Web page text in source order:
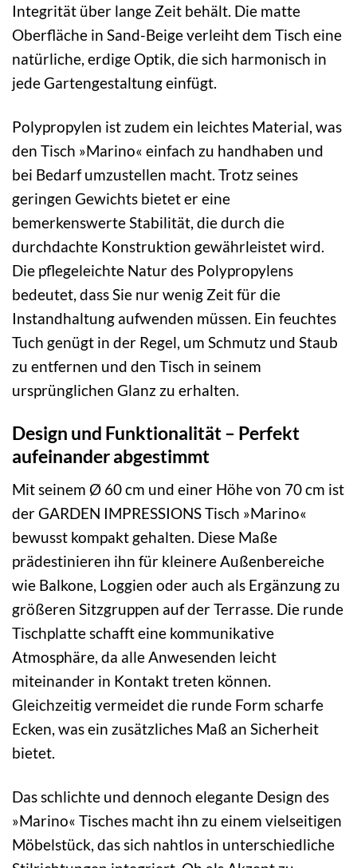
Integrität über lange Zeit behält. Die matte
Oberfläche in Sand-Beige verleiht dem Tisch eine
natürliche, erdige Optik, die sich harmonisch in
jede Gartengestaltung einfügt.
Polypropylen ist zudem ein leichtes Material, was
den Tisch »Marino« einfach zu handhaben und
bei Bedarf umzustellen macht. Trotz seines
geringen Gewichts bietet er eine
bemerkenswerte Stabilität, die durch die
durchdachte Konstruktion gewährleistet wird.
Die pflegeleichte Natur des Polypropylens
bedeutet, dass Sie nur wenig Zeit für die
Instandhaltung aufwenden müssen. Ein feuchtes
Tuch genügt in der Regel, um Schmutz und Staub
zu entfernen und den Tisch in seinem
ursprünglichen Glanz zu erhalten.
Design und Funktionalität – Perfekt
aufeinander abgestimmt
Mit seinem Ø 60 cm und einer Höhe von 70 cm ist
der GARDEN IMPRESSIONS Tisch »Marino«
bewusst kompakt gehalten. Diese Maße
prädestinieren ihn für kleinere Außenbereiche
wie Balkone, Loggien oder auch als Ergänzung zu
größeren Sitzgruppen auf der Terrasse. Die runde
Tischplatte schafft eine kommunikative
Atmosphäre, da alle Anwesenden leicht
miteinander in Kontakt treten können.
Gleichzeitig vermeidet die runde Form scharfe
Ecken, was ein zusätzliches Maß an Sicherheit
bietet.
Das schlichte und dennoch elegante Design des
»Marino« Tisches macht ihn zu einem vielseitigen
Möbelstück, das sich nahtlos in unterschiedliche